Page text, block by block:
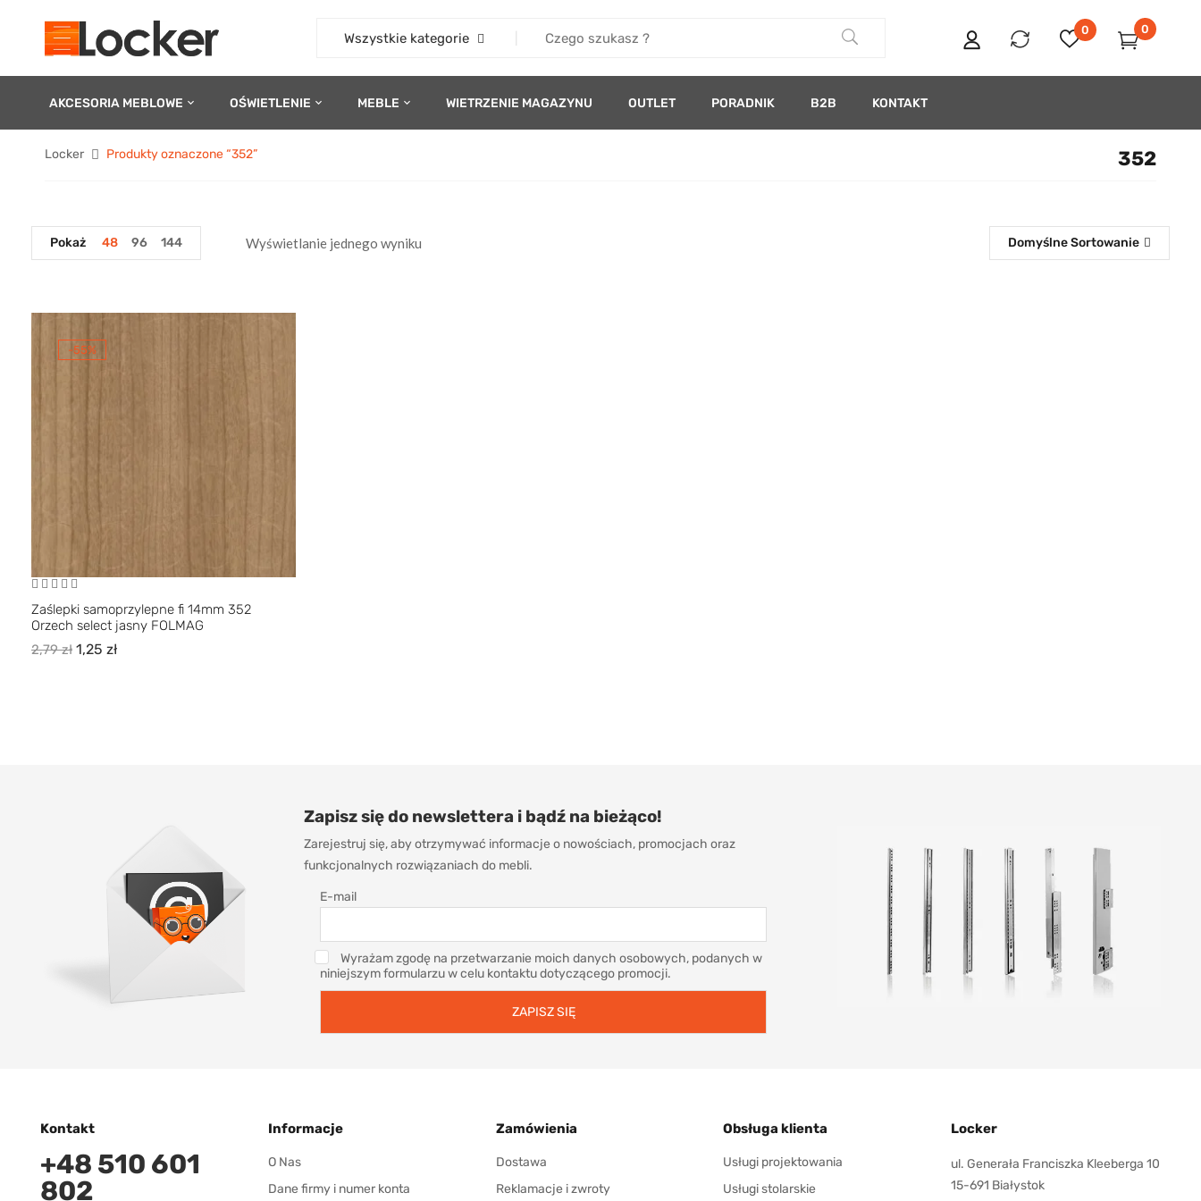
Wszystkie kategorie
0 0
AKCESORIA MEBLOWE OŚWIETLENIE MEBLE WIETRZENIE MAGAZYNU OUTLET PORADNIK B2B KONTAKT
Locker Produkty oznaczone “352” 352
Wyświetlanie jednego wyniku Domyślne Sortowanie
Pokaż 48 96 144
-55%
Zaślepki samoprzylepne fi 14mm 352
Orzech select jasny FOLMAG
2,79zł 1,25 zł
Zapisz się do newslettera i bądź na bieżąco!
Zarejestruj się, aby otrzymywać informacje o nowościach, promocjach oraz
funkcjonalnych rozwiązaniach do mebli.
E-mail
Wyrażam zgodę na przetwarzanie moich danych osobowych, podanych w
niniejszym formularzu w celu kontaktu dotyczącego promocji.
Kontakt
+48 510 601
802
Informacje
O Nas
Dane firmy i numer konta
Zamówienia
Dostawa
Reklamacje i zwroty
Obsługa klienta
Usługi projektowania
Usługi stolarskie
Locker
ul. Generała Franciszka Kleeberga 10
15-691 Białystok